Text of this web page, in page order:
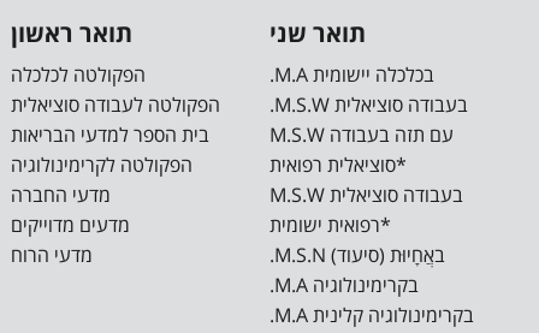
תואר ראשון
הפקולטה לכלכלה
הפקולטה לעבודה סוציאלית
בית הספר למדעי הבריאות
הפקולטה לקרימינולוגיה
מדעי החברה
מדעים מדוייקים
מדעי הרוח
תואר שני
.M.A בכלכלה יישומית
.M.S.W בעבודה סוציאלית
M.S.W עם תזה בעבודה
סוציאלית רפואית*
M.S.W בעבודה סוציאלית
רפואית ישומית*
.M.S.N באֲחָיוּת (סיעוד)
.M.A בקרימינולוגיה
.M.A בקרימינולוגיה קלינית